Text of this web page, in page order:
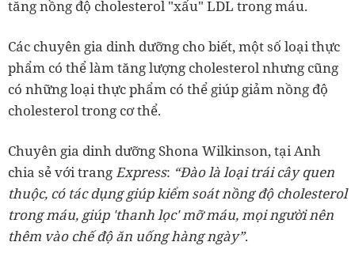
tăng nồng độ cholesterol "xấu" LDL trong máu.
Các chuyên gia dinh dưỡng cho biết, một số loại thực
phẩm có thể làm tăng lượng cholesterol nhưng cũng
có những loại thực phẩm có thể giúp giảm nồng độ
cholesterol trong cơ thể.
Chuyên gia dinh dưỡng Shona Wilkinson, tại Anh
chia sẻ với trangExpress: “Đào là loại trái cây quen
thuộc, có tác dụng giúp kiểm soát nồng độ cholesterol
trong máu, giúp 'thanh lọc' mỡ máu, mọi người nên
thêm vào chế độ ăn uống hàng ngày”.